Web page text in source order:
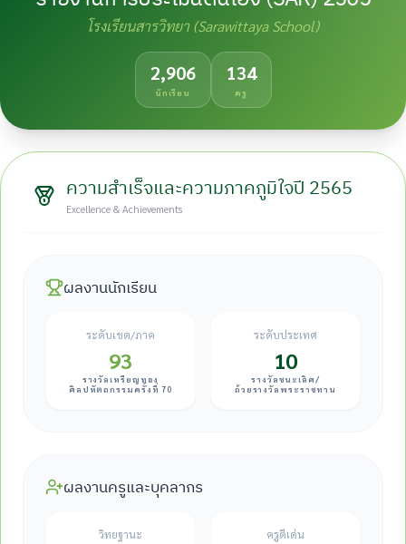
โรงเรียนสารวิทยา (Sarawittaya School)
2,906
นักเรียน
134
ครู
ความสำเร็จและความภาคภูมิใจปี 2565
Excellence & Achievements
ผลงานนักเรียน
ระดับเขต/ภาค
93
รางวัลเหรียญทอง
ศิลปหัตถกรรมครั้งที่ 70
ระดับประเทศ
10
รางวัลชนะเลิศ/
ถ้วยรางวัลพระราชทาน
ผลงานครูและบุคลากร
วิทยฐานะ ครูดีเด่น